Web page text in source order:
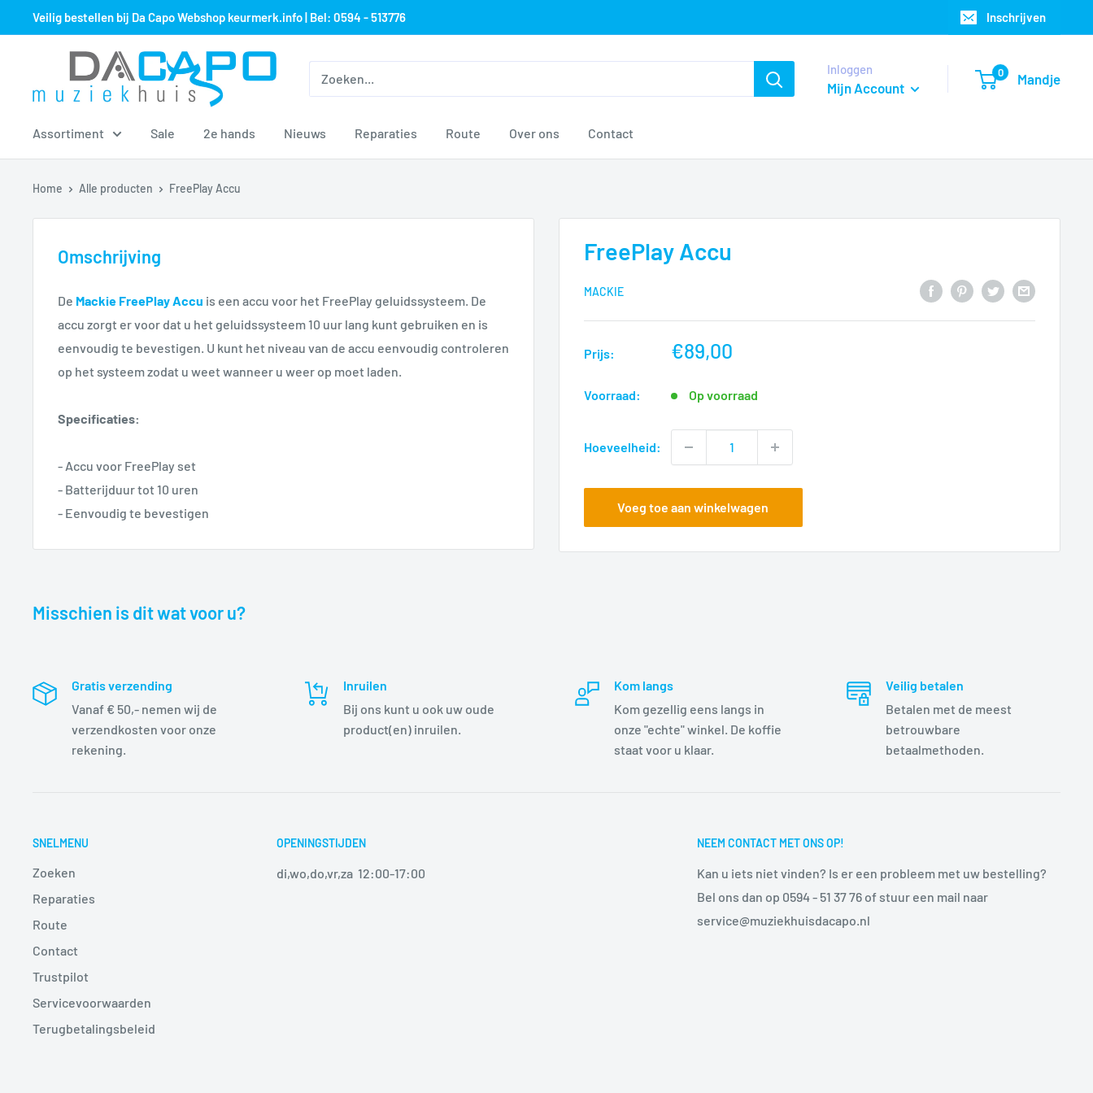
over
Veilig bestellen bij Da Capo Webshop keurmerk.info | Bel: 0594 - 513776 Inschrijven
Muziekhuis
Da
Inloggen
Mijn Account
0 Mandje
Assortiment Sale 2e hands Nieuws Reparaties Route Over ons Contact
Home Alle producten FreePlay Accu
FreePlay Accu
MACKIE
Prijs:
nu
€89,00
Voorraad: Op voorraad
Hoeveelheid:
Voeg toe aan winkelwagen
Omschrijving
De Mackie FreePlay Accu is een accu voor het FreePlay geluidssysteem. De
accu zorgt er voor dat u het geluidssysteem 10 uur lang kunt gebruiken en is
eenvoudig te bevestigen. U kunt het niveau van de accu eenvoudig controleren
op het systeem zodat u weet wanneer u weer op moet laden.
Specificaties:
- Accu voor FreePlay set
- Batterijduur tot 10 uren
- Eenvoudig te bevestigen
Misschien is dit wat voor u?
Gratis verzending
Vanaf € 50,- nemen wij de
verzendkosten voor onze
rekening.
Inruilen
Bij ons kunt u ook uw oude
product(en) inruilen.
Kom langs
Kom gezellig eens langs in
onze "echte" winkel. De koffie
staat voor u klaar.
Veilig betalen
Betalen met de meest
betrouwbare
betaalmethoden.
SNELMENU
Zoeken
Reparaties
Route
Contact
Trustpilot
Servicevoorwaarden
Terugbetalingsbeleid
OPENINGSTIJDEN
di,wo,do,vr,za 12:00-17:00
NEEM CONTACT MET ONS OP!
Kan u iets niet vinden? Is er een probleem met uw bestelling?
Bel ons dan op 0594 - 51 37 76 of stuur een mail naar
service@muziekhuisdacapo.nl